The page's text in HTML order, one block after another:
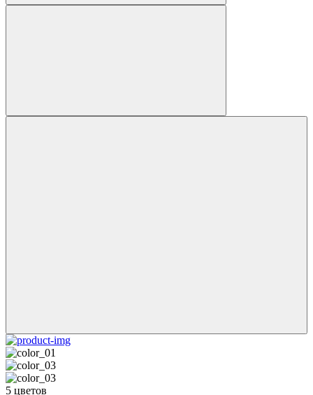
5 цветов